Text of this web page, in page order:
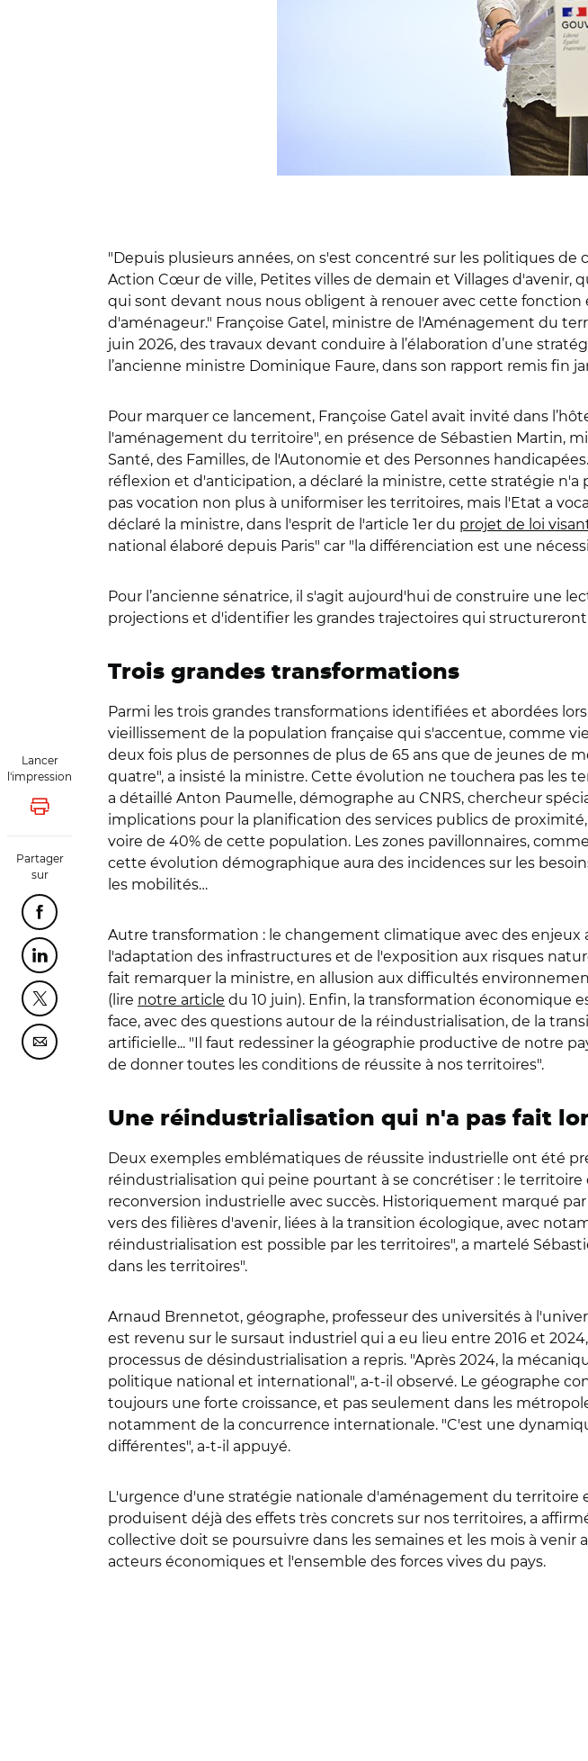
Lancer
l'impression
Lancer l'impression
Partager
sur
Partager cette page sur Facebook
Partager cette page sur Linkedin
Partager cette page sur Twitter
Partager cette page sur Courriel
"Depuis plusieurs années, on s'est concentré sur les politiques
Action Cœur de ville, Petites villes de demain et Villages
qui sont devant nous nous obligent à renouer avec cette
d'aménageur." Françoise Gatel, ministre de l'Aménagement du
juin 2026, des travaux devant conduire à l’élaboration d’une
l’ancienne ministre Dominique Faure, dans son rapport remis fin
Pour marquer ce lancement, Françoise Gatel avait invité dans
l'aménagement du territoire", en présence de Sébastien Martin,
Santé, des Familles, de l'Autonomie et des Personnes
réflexion et d'anticipation, a déclaré la ministre, cette stratégie
pas vocation non plus à uniformiser les territoires, mais l'Etat a
déclaré la ministre, dans l'esprit de l'article 1er du projet de loi
national élaboré depuis Paris" car "la différenciation est une
Pour l’ancienne sénatrice, il s'agit aujourd'hui de construire une
projections et d'identifier les grandes trajectoires qui structureront
Trois grandes transformations
Parmi les trois grandes transformations identifiées et abordées
vieillissement de la population française qui s'accentue, comme
deux fois plus de personnes de plus de 65 ans que de jeunes de
quatre", a insisté la ministre. Cette évolution ne touchera pas les
a détaillé Anton Paumelle, démographe au CNRS, chercheur
implications pour la planification des services publics de
voire de 40% de cette population. Les zones pavillonnaires,
cette évolution démographique aura des incidences sur les
les mobilités…
Autre transformation : le changement climatique avec des enjeux
l'adaptation des infrastructures et de l'exposition aux risques
fait remarquer la ministre, en allusion aux difficultés
(lire notre article du 10 juin). Enfin, la transformation économique
face, avec des questions autour de la réindustrialisation, de la
artificielle... "Il faut redessiner la géographie productive de notre
de donner toutes les conditions de réussite à nos territoires".
Une réindustrialisation qui n'a pas fait
Deux exemples emblématiques de réussite industrielle ont été
réindustrialisation qui peine pourtant à se concrétiser : le
reconversion industrielle avec succès. Historiquement marqué
vers des filières d'avenir, liées à la transition écologique, avec
réindustrialisation est possible par les territoires", a martelé
dans les territoires".
Arnaud Brennetot, géographe, professeur des universités à
est revenu sur le sursaut industriel qui a eu lieu entre 2016 et
processus de désindustrialisation a repris. "Après 2024, la
politique national et international", a-t-il observé. Le géographe
toujours une forte croissance, et pas seulement dans les
notamment de la concurrence internationale. "C'est une
différentes", a-t-il appuyé.
L'urgence d'une stratégie nationale d'aménagement du territoire
produisent déjà des effets très concrets sur nos territoires, a
collective doit se poursuivre dans les semaines et les mois à
acteurs économiques et l'ensemble des forces vives du pays.